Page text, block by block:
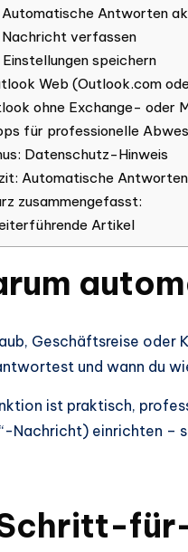
Automatische Antworten
verfassen
speichern
Web (Outlook.com
ohne Exchange- oder
für professionelle
Datenschutz-Hinweis
Automatische
zusammengefasst:
Artikel
Geschäftsreise oder
und wann du
ist praktisch,
Nachricht) einrichten –